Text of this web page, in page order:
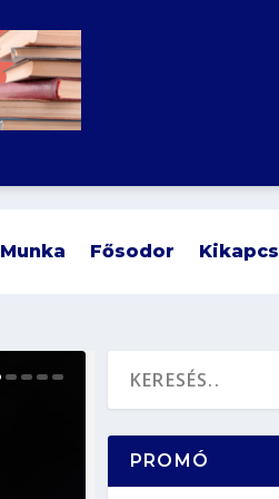
Munka Fősodor Kikapcs
PROMÓ